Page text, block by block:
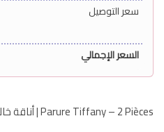
سعر التوصيل
السعر الإجمالي
Parure Tiffany – 2 Pièces | أناقة خالدة لكل تفاصيلك